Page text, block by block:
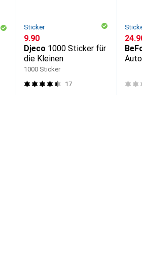
Sticker
CHF
9.90
Djeco 1000 Sticker für
die Kleinen
1000 Sticker
17
CHF